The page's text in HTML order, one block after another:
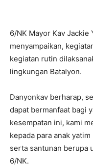
6/NK Mayor Kav Jackie
menyampaikan,
kegiatan rutin
lingkungan Batalyon.
Danyonkav berharap,
dapat bermanfaat bagi
kesempatan ini, kami
kepada para anak
serta santunan berupa
6/NK.